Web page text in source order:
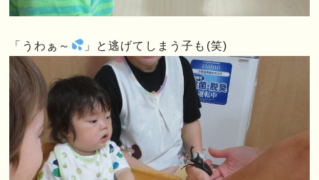
「うわぁ～ 」と逃げてしまう子も(笑)